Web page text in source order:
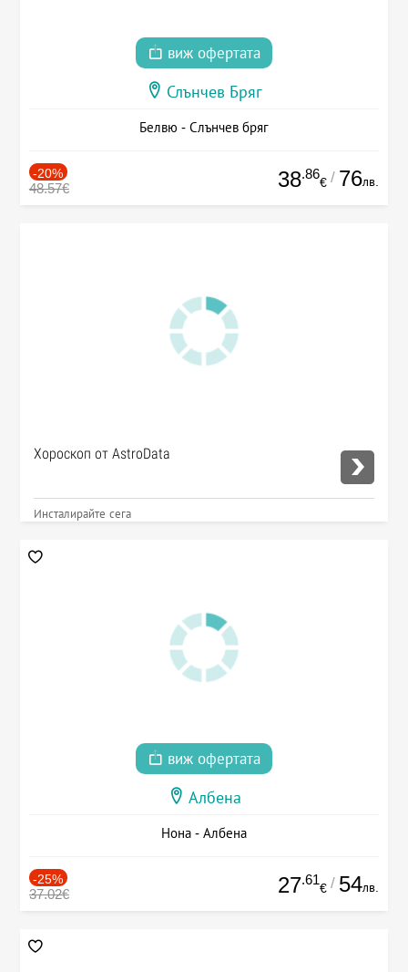
виж офертата
Слънчев Бряг
Белвю - Слънчев бряг
-20%
48.57€ 38.86
€ / 76лв.
Хороскоп от AstroData
Инсталирайте сега
виж офертата
Албена
Нона - Албена
-25%
37.02€ 27.61
€ / 54лв.